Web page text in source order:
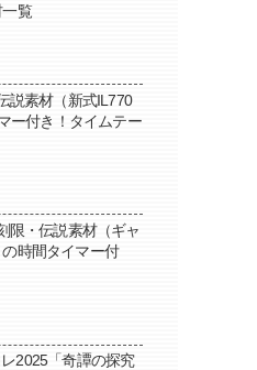
一覧
説素材（新式IL770
ー付き！タイムテー
限・伝説素材（ギャ
時間タイマー付
2025「奇譚の探究